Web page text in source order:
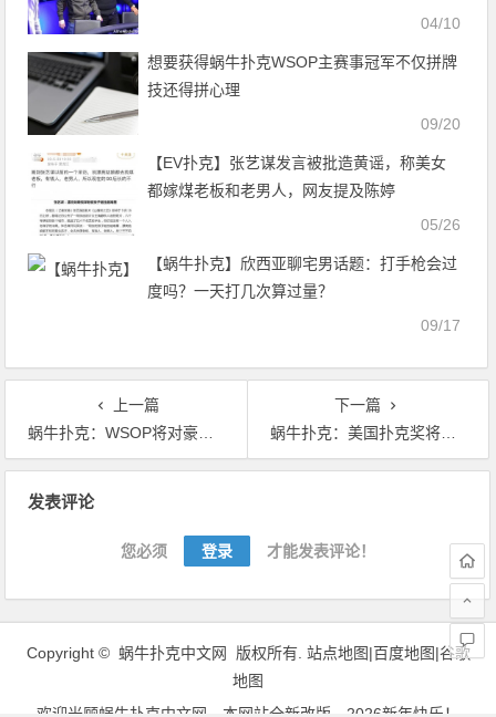
04/10
想要获得蜗牛扑克WSOP主赛事冠军不仅拼牌
技还得拼心理
09/20
【EV扑克】张艺谋发言被批造黄谣，称美女
都嫁煤老板和老男人，网友提及陈婷
05/26
【蜗牛扑克】欣西亚聊宅男话题：打手枪会过
度吗？一天打几次算过量？
09/17
上一篇
蜗牛扑克：WSOP将对豪客赛事实施大盲底注兼计时
下一篇
蜗牛扑克：美国扑克奖将于2月22日在L.A.举办
发表评论
您必须 登录 才能发表评论！
Copyright © 蜗牛扑克中文网 版权所有. 站点地图|百度地图|谷歌
地图